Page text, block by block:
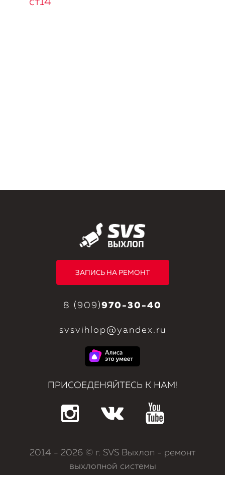
ЗАПИСЬ НА РЕМОНТ
8 (909)970-30-40
svsvihlop@yandex.ru
ПРИСОЕДЕНЯЙТЕСЬ К НАМ!
2014 - 2026 © г. SVS Выхлоп - ремонт
выхлопной системы